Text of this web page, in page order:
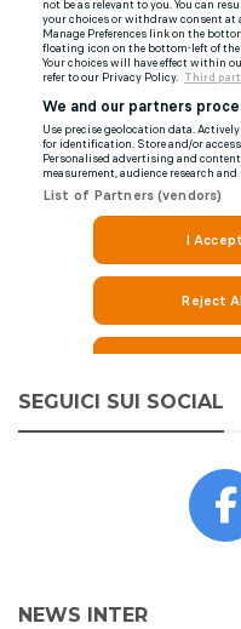
SEGUICI SUI SOCIAL
NEWS INTER